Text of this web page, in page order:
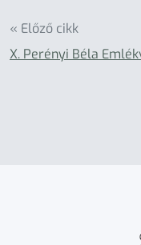
« Előző cikk
X. Perényi Béla